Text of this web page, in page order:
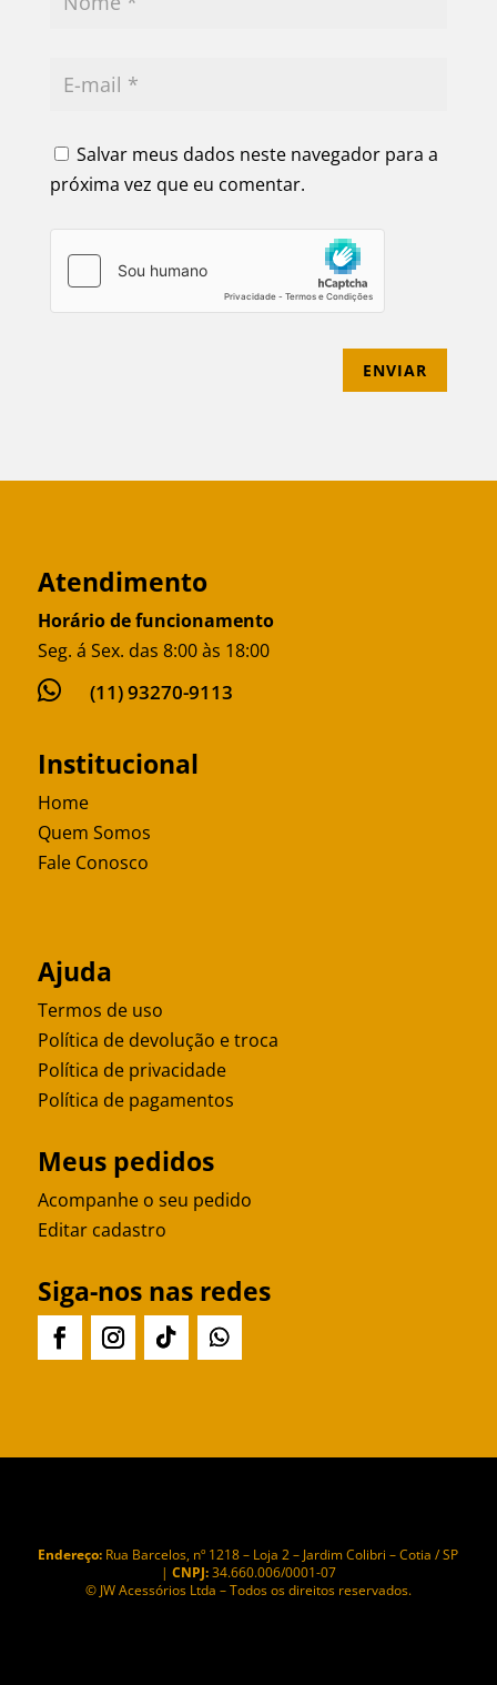
Salvar meus dados neste navegador para a
próxima vez que eu comentar.
ENVIAR
Atendimento
Horário de funcionamento
Seg. á Sex. das 8:00 às 18:00
 (11) 93270-9113
Institucional
Home
Quem Somos
Fale Conosco
Ajuda
Termos de uso
Política de devolução e troca
Política de privacidade
Política de pagamentos
Meus pedidos
Acompanhe o seu pedido
Editar cadastro
Siga-nos nas redes
Endereço: Rua Barcelos, nº 1218 – Loja 2 – Jardim Colibri – Cotia / SP
| CNPJ:34.660.006/0001-07
© JW Acessórios Ltda – Todos os direitos reservados.